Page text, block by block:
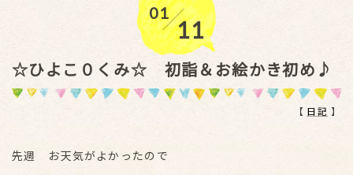
01／11
☆ひよこ０くみ☆ 初詣＆お絵かき初め♪
【 日記 】
先週 お天気がよかったので